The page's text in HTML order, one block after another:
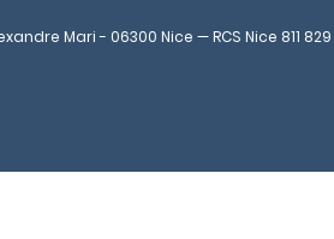
Mari - 06300 Nice — RCS Nice 811